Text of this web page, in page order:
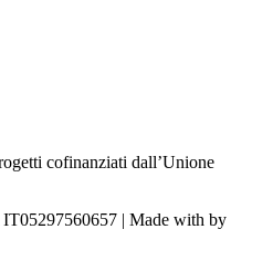
cofinanziati dall’Unione
| Made with by